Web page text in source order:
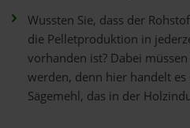
Wussten Sie, dass der
die Pelletproduktion in
vorhanden ist? Dabei
werden, denn hier handelt es
Sägemehl, das in der